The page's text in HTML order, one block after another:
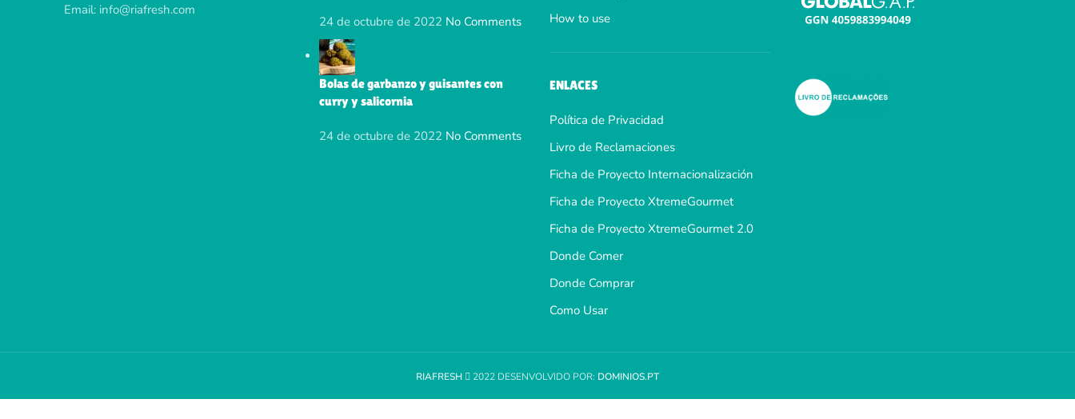
Email: info@riafresh.com
24 de octubre de 2022 No Comments
Bolas de garbanzo y guisantes con
curry y salicornia
24 de octubre de 2022 No Comments
How to use
ENLACES
Política de Privacidad
Livro de Reclamaciones
Ficha de Proyecto Internacionalización
Ficha de Proyecto XtremeGourmet
Ficha de Proyecto XtremeGourmet 2.0
Donde Comer
Donde Comprar
Como Usar
RIAFRESH 2022 DESENVOLVIDO POR: DOMINIOS.PT